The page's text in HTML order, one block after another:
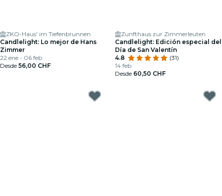
ZKO-Haus' im Tiefenbrunnen
Candlelight: Lo mejor de Hans
Zimmer
22 ene - 06 feb
Desde 56,00 CHF
Zunfthaus zur Zimmerleuten
Candlelight: Edición especial del
Día de San Valentín
4.8
(31)
14 feb
Desde 60,50 CHF